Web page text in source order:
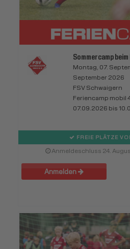
Sommercamp beim
Montag, 07.
September 2026
FSV Schwaigern
Feriencamp mobil
07.09.2026 bis
FREIE PLÄTZE
Anmeldeschluss 24.
Anmelden